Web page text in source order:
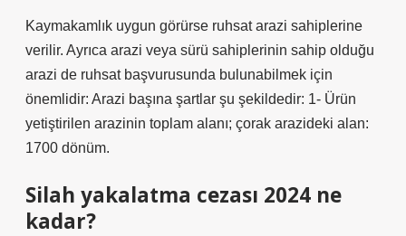
Kaymakamlık uygun görürse ruhsat arazi sahiplerine
verilir. Ayrıca arazi veya sürü sahiplerinin sahip olduğu
arazi de ruhsat başvurusunda bulunabilmek için
önemlidir: Arazi başına şartlar şu şekildedir: 1- Ürün
yetiştirilen arazinin toplam alanı; çorak arazideki alan:
1700 dönüm.
Silah yakalatma cezası 2024 ne
kadar?